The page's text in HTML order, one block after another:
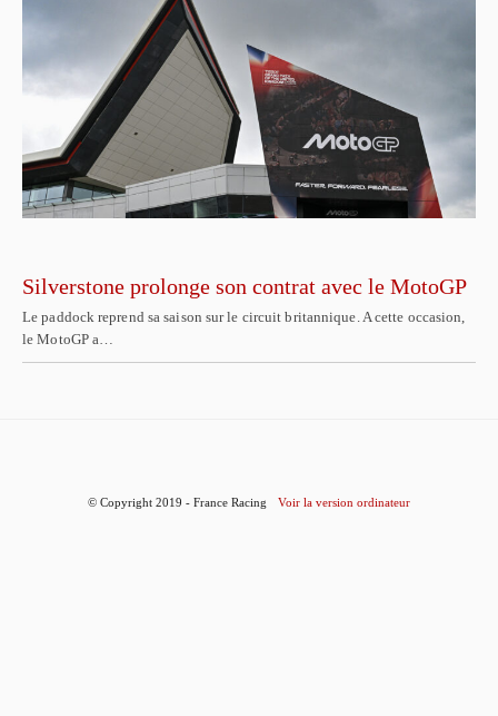
Silverstone prolonge son contrat avec le MotoGP
Le paddock reprend sa saison sur le circuit britannique. A cette occasion,
le MotoGP a…
© Copyright 2019 - France Racing Voir la version ordinateur